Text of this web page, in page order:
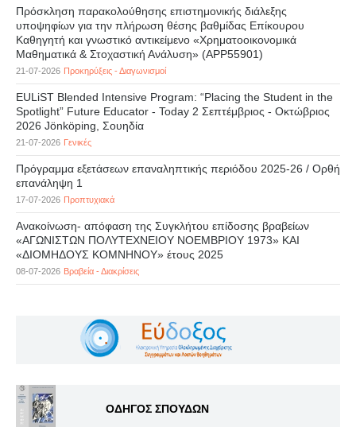
Πρόσκληση παρακολούθησης επιστημονικής διάλεξης
υποψηφίων για την πλήρωση θέσης βαθμίδας Επίκουρου
Καθηγητή και γνωστικό αντικείμενο «Χρηματοοικονομικά
Μαθηματικά & Στοχαστική Ανάλυση» (APP55901)
21-07-2026 Προκηρύξεις - Διαγωνισμοί
EULiST Blended Intensive Program: “Placing the Student in the
Spotlight” Future Educator - Today 2 Σεπτέμβριος - Οκτώβριος
2026 Jönköping, Σουηδία
21-07-2026 Γενικές
Πρόγραμμα εξετάσεων επαναληπτικής περιόδου 2025-26 / Ορθή
επανάληψη 1
17-07-2026 Προπτυχιακά
Ανακοίνωση- απόφαση της Συγκλήτου επίδοσης βραβείων
«ΑΓΩΝΙΣΤΩΝ ΠΟΛΥΤΕΧΝΕΙΟΥ ΝΟΕΜΒΡΙΟΥ 1973» ΚΑΙ
«ΔΙΟΜΗΔΟΥΣ ΚΟΜΝΗΝΟΥ» έτους 2025
08-07-2026 Βραβεία - Διακρίσεις
ΟΔΗΓΟΣ ΣΠΟΥΔΩΝ